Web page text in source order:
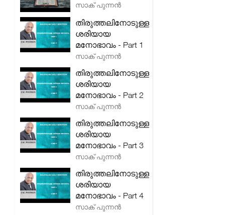
സാക് പുന്നൻ
തിരുത്തലിനോടുള്ള
ശരിയായ
മനോഭാവം - Part 1
സാക് പുന്നൻ
തിരുത്തലിനോടുള്ള
ശരിയായ
മനോഭാവം - Part 2
സാക് പുന്നൻ
തിരുത്തലിനോടുള്ള
ശരിയായ
മനോഭാവം - Part 3
സാക് പുന്നൻ
തിരുത്തലിനോടുള്ള
ശരിയായ
മനോഭാവം - Part 4
സാക് പുന്നൻ